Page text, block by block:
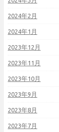
2024年2月
2024年1月
2023年12月
2023年11月
2023年10月
2023年9月
2023年8月
2023年7月